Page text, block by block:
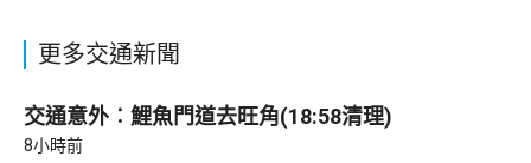
更多交通新聞
交通意外︰鯉魚門道去旺角(18:58清理)
8小時前